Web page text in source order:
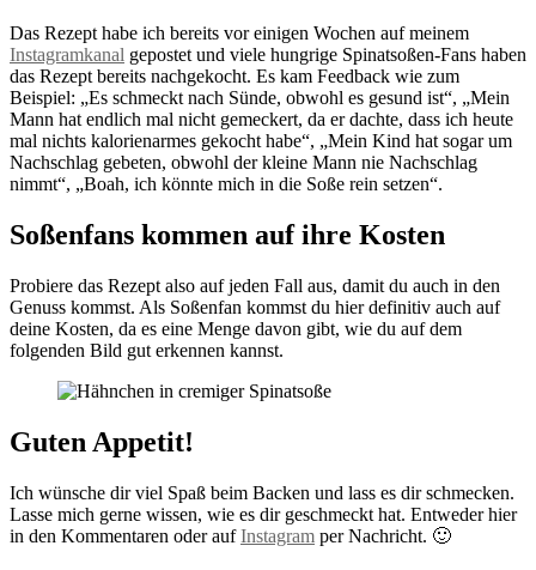
Das Rezept habe ich bereits vor einigen Wochen auf meinem
Instagramkanal gepostet und viele hungrige Spinatsoßen-Fans haben
das Rezept bereits nachgekocht. Es kam Feedback wie zum
Beispiel: „Es schmeckt nach Sünde, obwohl es gesund ist“, „Mein
Mann hat endlich mal nicht gemeckert, da er dachte, dass ich heute
mal nichts kalorienarmes gekocht habe“, „Mein Kind hat sogar um
Nachschlag gebeten, obwohl der kleine Mann nie Nachschlag
nimmt“, „Boah, ich könnte mich in die Soße rein setzen“.
Soßenfans kommen auf ihre Kosten
Probiere das Rezept also auf jeden Fall aus, damit du auch in den
Genuss kommst. Als Soßenfan kommst du hier definitiv auch auf
deine Kosten, da es eine Menge davon gibt, wie du auf dem
folgenden Bild gut erkennen kannst.
Guten Appetit!
Ich wünsche dir viel Spaß beim Backen und lass es dir schmecken.
Lasse mich gerne wissen, wie es dir geschmeckt hat. Entweder hier
in den Kommentaren oder aufInstagram per Nachricht. 🙂